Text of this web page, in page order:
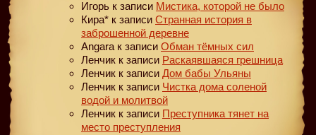
Игорь к записи Мистика, которой не было
Кира* к записи Странная история в
заброшенной деревне
Angara к записи Обман тёмных сил
Ленчик к записи Раскаявшаяся грешница
Ленчик к записи Дом бабы Ульяны
Ленчик к записи Чистка дома соленой
водой и молитвой
Ленчик к записи Преступника тянет на
место преступления